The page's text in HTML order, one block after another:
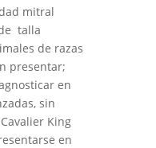
mitral
talla
de razas
presentar;
en
sin
King
en